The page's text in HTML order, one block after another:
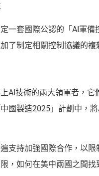
一套國際公認的「AI軍
了制定相關控制協議的
AI技術的兩大領軍者，
國製造2025」計劃中，
支持加強國際合作，以
，如何在美中兩國之間找